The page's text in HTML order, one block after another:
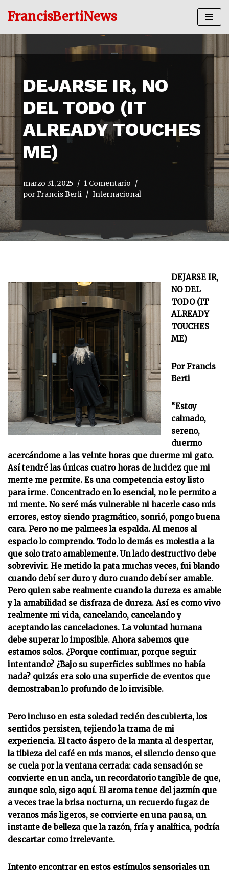
contenido
FrancisBertiNews
DEJARSE IR, NO
DEL TODO (IT
ALREADY TOUCHES
ME)
marzo 31, 2025
1 Comentario
por Francis Berti Internacional
DEJARSE IR,
NO DEL
TODO (IT
ALREADY
TOUCHES
ME)
Por Francis
Berti
“Estoy
calmado,
sereno,
duermo
acercándome a las veinte horas que duerme mi gato.
Así tendré las únicas cuatro horas de lucidez que mi
mente me permite. Es una competencia estoy listo
para irme. Concentrado en lo esencial, no le permito a
mi mente. No seré más vulnerable ni hacerle caso mis
errores, estoy siendo pragmático, sonrió, pongo buena
cara. Pero no me palmees la espalda. Al menos al
espacio lo comprendo. Todo lo demás es molestia a la
que solo trato amablemente. Un lado destructivo debe
sobrevivir. He metido la pata muchas veces, fui blando
cuando debí ser duro y duro cuando debí ser amable.
Pero quien sabe realmente cuando la dureza es amable
y la amabilidad se disfraza de dureza. Así es como vivo
realmente mi vida, cancelando, cancelando y
aceptando las cancelaciones. La voluntad humana
debe superar lo imposible. Ahora sabemos que
estamos solos. ¿Porque continuar, porque seguir
intentando? ¿Bajo su superficies sublimes no había
nada? quizás era solo una superficie de eventos que
demostraban lo profundo de lo invisible.
Pero incluso en esta soledad recién descubierta, los
sentidos persisten, tejiendo la trama de mi
experiencia. El tacto áspero de la manta al despertar,
la tibieza del café en mis manos, el silencio denso que
se cuela por la ventana cerrada: cada sensación se
convierte en un ancla, un recordatorio tangible de que,
aunque solo, sigo aquí. El aroma tenue del jazmín que
a veces trae la brisa nocturna, un recuerdo fugaz de
veranos más ligeros, se convierte en una pausa, un
instante de belleza que la razón, fría y analítica, podría
descartar como irrelevante.
Intento encontrar en estos estímulos sensoriales un